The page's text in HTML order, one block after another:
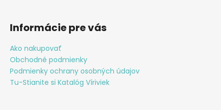
Informácie pre vás
Ako nakupovať
Obchodné podmienky
Podmienky ochrany osobných údajov
Tu-Stianite si Katalóg Víriviek